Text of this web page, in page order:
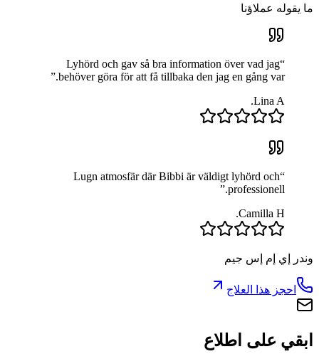
ما يقوله عملاؤنا
“
Lyhörd och gav så bra information över vad jag
behöver göra för att få tillbaka den jag en gång var.
”
Lina A.
“
Lugn atmosfär där Bibbi är väldigt lyhörd och
professionell.
”
Camilla H.
وندر إي إم إس جيم
احجز هذا العلاج
ابقي على اطلاع